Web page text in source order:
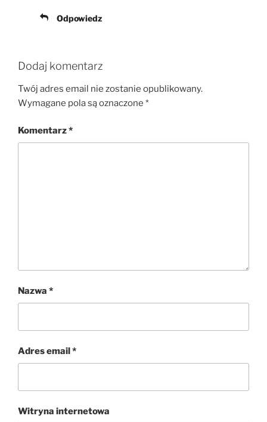
Odpowiedz
Dodaj komentarz
Twój adres email nie zostanie opublikowany.
Wymagane pola są oznaczone *
Komentarz*
Nazwa *
Adres email *
Witryna internetowa